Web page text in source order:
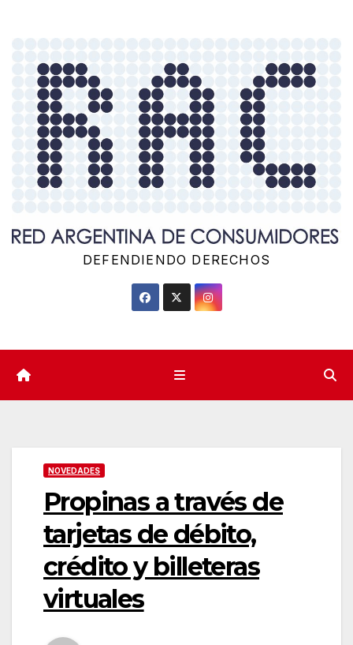
contenido
DEFENDIENDO DERECHOS
NOVEDADES
Propinas a través de
tarjetas de débito,
crédito y billeteras
virtuales